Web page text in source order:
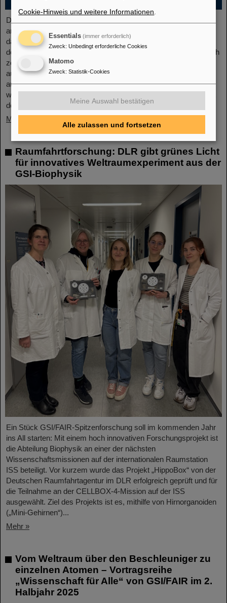
Der neue Open-Access-Band „Hans Joachim Specht: Scientist
and Visionary“, der kürzlich bei Springer erschienen ist, würdigt
das Leben und die Arbeit von Professor Hans Joachim Specht,
der im Mai 2024 im Alter von 87 Jahren verstorben ist. Das Buch
zeichnet Spechts wissenschaftlichen Werdegang und seine
außerordentlichen Führungsqualitäten nach und bietet so ein
aufschlussreiches Porträt eines Physikers, der sowohl die
wissenschaftliche Agenda als auch die institutionelle Landschaft
der modernen…
Mehr »
Raumfahrtforschung: DLR gibt grünes Licht
für innovatives Weltraumexperiment aus der
GSI-Biophysik
Ein Stück GSI/FAIR-Spitzenforschung soll im kommenden Jahr
ins All starten: Mit einem hoch innovativen Forschungsprojekt ist
die Abteilung Biophysik an einer der nächsten
Wissenschaftsmissionen auf der internationalen Raumstation
ISS beteiligt. Vor kurzem wurde das Projekt „HippoBox“ von der
Deutschen Raumfahrtagentur im DLR erfolgreich geprüft und für
die Teilnahme an der CELLBOX-4-Mission auf der ISS
ausgewählt. Ziel des Projekts ist es, mithilfe von Hirnorganoiden
(„Mini-Gehirnen“)...
Mehr »
Vom Weltraum über den Beschleuniger zu
einzelnen Atomen – Vortragsreihe
„Wissenschaft für Alle“ von GSI/FAIR im 2.
Halbjahr 2025
Cookie-Hinweis und weitere Informationen
Essentials (immer erforderlich)
Zweck: Unbedingt erforderliche Cookies
Matomo
Zweck: Statistik-Cookies
Meine Auswahl bestätigen
Alle zulassen und fortsetzen